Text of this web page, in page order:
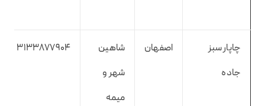
چاپار سبز
جاده
اصفهان
شاهین
شهر و
میمه
3133877904